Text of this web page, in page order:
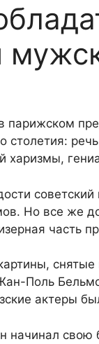
парижском
столетия:
харизмы,
советский
Но все же
часть
Поль
актеры
начинал свою